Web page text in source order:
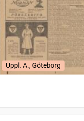
Uppl. A., Göteborg